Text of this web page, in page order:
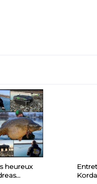
heureux
Korda